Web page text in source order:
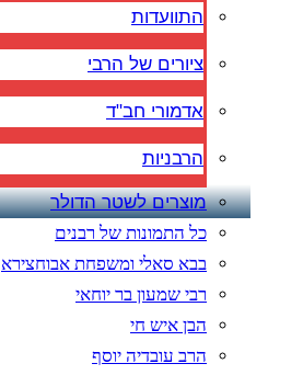
התוועדות
ציורים של הרבי
אדמורי חב"ד
הרבניות
מוצרים לשטר הדולר
כל התמונות של רבנים
בבא סאלי ומשפחת אבוחצירא
רבי שמעון בר יוחאי
הבן איש חי
הרב עובדיה יוסף